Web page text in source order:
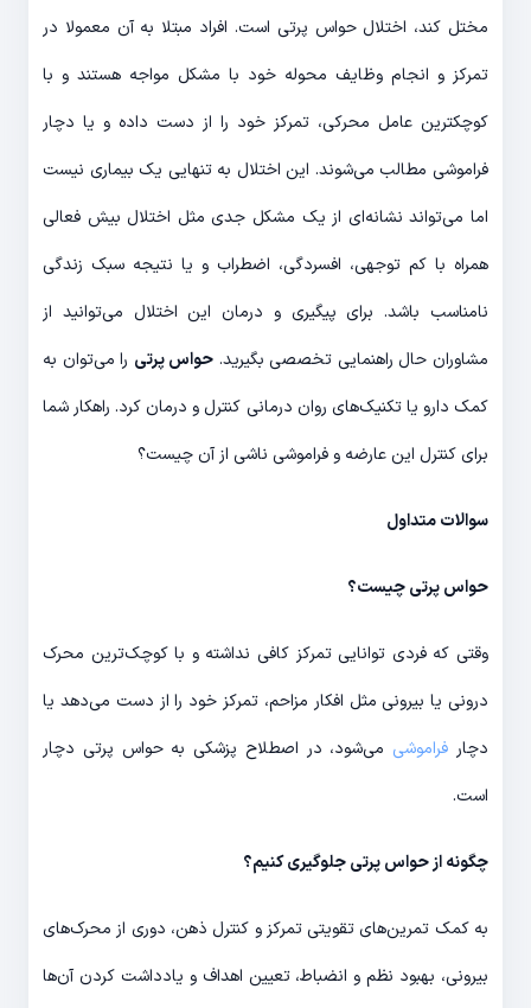
مختل کند، اختلال حواس پرتی است. افراد مبتلا به آن معمولا در
تمرکز و انجام وظایف محوله خود با مشکل مواجه هستند و با
کوچکترین عامل محرکی، تمرکز خود را از دست داده و یا دچار
فراموشی مطالب می‌شوند. این اختلال به تنهایی یک بیماری نیست
اما می‌تواند نشانه‌ای از یک مشکل جدی مثل اختلال بیش فعالی
همراه با کم توجهی، افسردگی، اضطراب و یا نتیجه سبک زندگی
نامناسب باشد. برای پیگیری و درمان این اختلال می‌توانید از
مشاوران حال راهنمایی تخصصی بگیرید. حواس پرتی را می‌توان به
کمک دارو یا تکنیک‌های روان درمانی کنترل و درمان کرد. راهکار شما
برای کنترل این عارضه و فراموشی ناشی از آن چیست؟
سوالات متداول
حواس پرتی چیست؟
وقتی که فردی توانایی تمرکز کافی نداشته و با کوچک‌ترین محرک
درونی یا بیرونی مثل افکار مزاحم، تمرکز خود را از دست می‌دهد یا
دچار فراموشی می‌شود، در اصطلاح پزشکی به حواس پرتی دچار
است.
چگونه از حواس پرتی جلوگیری کنیم؟
به کمک تمرین‌های تقویتی تمرکز و کنترل ذهن، دوری از محرک‌های
بیرونی، بهبود نظم و انضباط، تعیین اهداف و یادداشت کردن آن‌ها